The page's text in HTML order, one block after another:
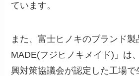
ています。
また、富士ヒノキのブランド
MADE(フジヒノキメイド)」は
興対策協議会が認定した工場で